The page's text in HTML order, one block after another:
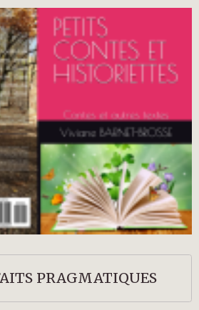
PRAGMATIQUES